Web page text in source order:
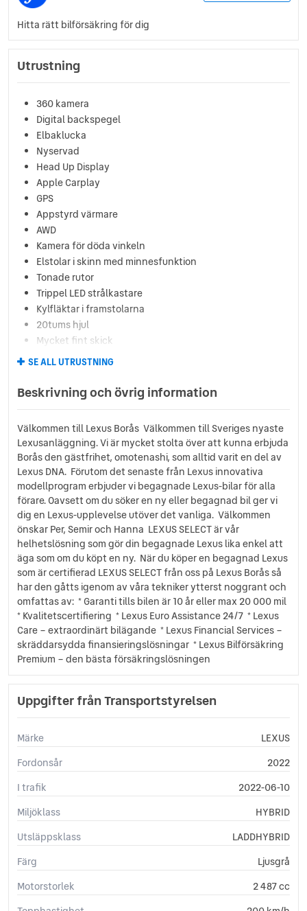
Hitta rätt bilförsäkring för dig
Utrustning
360 kamera
Digital backspegel
Elbaklucka
Nyservad
Head Up Display
Apple Carplay
GPS
Appstyrd värmare
AWD
Kamera för döda vinkeln
Elstolar i skinn med minnesfunktion
Tonade rutor
Trippel LED strålkastare
Kylfläktar i framstolarna
20tums hjul
Mycket fint skick
Lackbehandlad
Träinlägg i matt svart
Perforerat skinn
Induktiv laddplatta för mobiltelefon
Keyless GO
8mils räckvidd på el
Lexus Relax Garanti 10år / 20000mil
Helljusautomatik
SE ALL UTRUSTNING
Beskrivning och övrig information
Välkommen till Lexus Borås Välkommen till Sveriges nyaste
Lexusanläggning. Vi är mycket stolta över att kunna erbjuda
Borås den gästfrihet, omotenashi, som alltid varit en del av
Lexus DNA. Förutom det senaste från Lexus innovativa
modellprogram erbjuder vi begagnade Lexus-bilar för alla
förare. Oavsett om du söker en ny eller begagnad bil ger vi
dig en Lexus-upplevelse utöver det vanliga. Välkommen
önskar Per, Semir och Hanna LEXUS SELECT är vår
helhetslösning som gör din begagnade Lexus lika enkel att
äga som om du köpt en ny. När du köper en begagnad Lexus
som är certifierad LEXUS SELECT från oss på Lexus Borås så
har den gåtts igenom av våra tekniker ytterst noggrant och
omfattas av: * Garanti tills bilen är 10 år eller max 20 000 mil
* Kvalitetscertifiering * Lexus Euro Assistance 24/7 * Lexus
Care – extraordinärt bilägande * Lexus Financial Services –
skräddarsydda finansieringslösningar * Lexus Bilförsäkring
Premium – den bästa försäkringslösningen
Uppgifter från Transportstyrelsen
Märke
LEXUS
Fordonsår
2022
I trafik
2022-06-10
Miljöklass
HYBRID
Utsläppsklass
LADDHYBRID
Färg
Ljusgrå
Motorstorlek
2 487 cc